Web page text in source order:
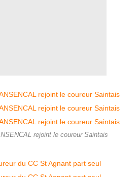
rejoint le coureur Saintais